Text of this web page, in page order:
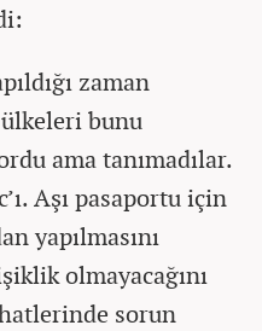
zaman
ülkeleri bunu
ama tanımadılar.
Aşı pasaportu için
yapılmasını
olmayacağını
sorun